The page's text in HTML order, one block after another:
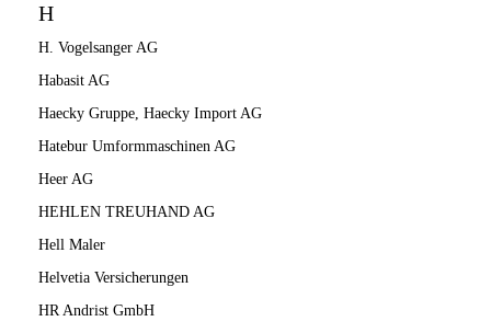
H
H. Vogelsanger AG
Habasit AG
Haecky Gruppe, Haecky Import AG
Hatebur Umformmaschinen AG
Heer AG
HEHLEN TREUHAND AG
Hell Maler
Helvetia Versicherungen
HR Andrist GmbH